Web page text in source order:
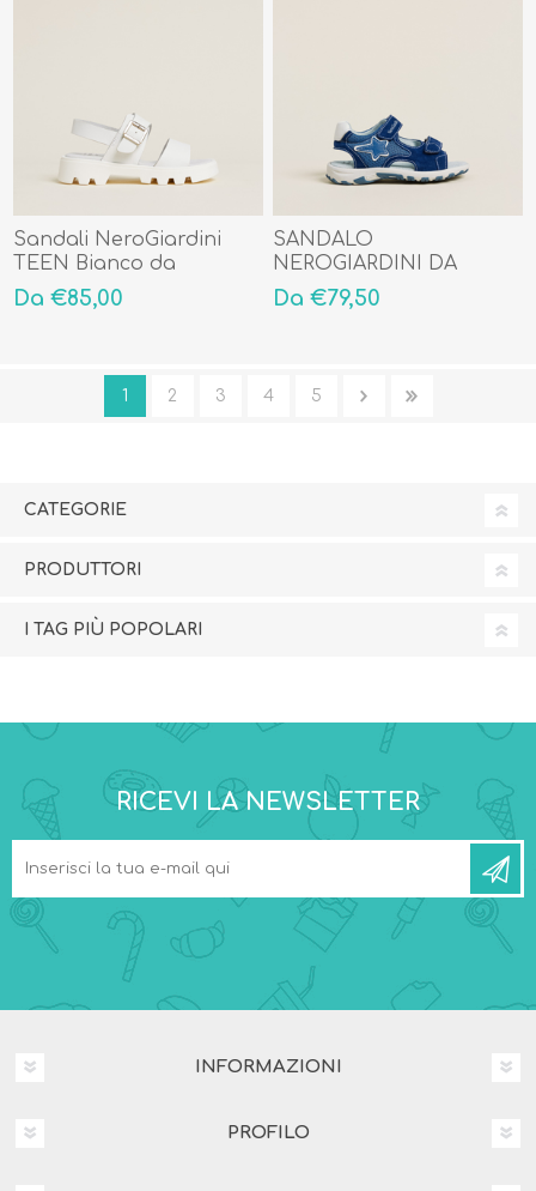
Sandali NeroGiardini
TEEN Bianco da
ragazza E433010F707
Da €85,00
SANDALO
NEROGIARDINI DA
BIMBO IN CAMOSCIO
E429092M206
Da €79,50
1 2 3 4 5
CATEGORIE
PRODUTTORI
I TAG PIÙ POPOLARI
RICEVI LA NEWSLETTER
INFORMAZIONI
PROFILO